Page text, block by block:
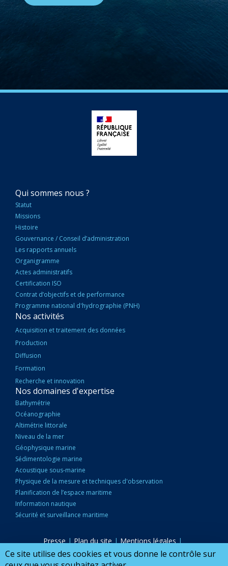
NAVIGATION
PRINCIPALE
Qui sommes nous ?
Statut
Missions
Histoire
Gouvernance / Conseil d’administration
Les rapports annuels
Organigramme
Actes administratifs
Certification ISO
Contrat d’objectifs et de performance
Programme national d'hydrographie (PNH)
Nos activités
Acquisition et traitement des données
Production
Diffusion
Formation
Recherche et innovation
Nos domaines d'expertise
Bathymétrie
Océanographie
Altimétrie littorale
Niveau de la mer
Géophysique marine
Sédimentologie marine
Acoustique sous-marine
Physique de la mesure et techniques d'observation
Planification de l’espace maritime
Information nautique
Sécurité et surveillance maritime
PIED
Presse | Plan du site | Mentions légales |
Accessibilité : partiellement conforme | Marchés publics |
Nous Contacter | Configurer mes cookies
Ce site utilise des cookies et vous donne le contrôle sur